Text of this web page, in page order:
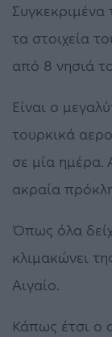
τα στοιχεία
από 8 νησιά
Είναι ο
τουρκικά
σε μία ημέρα.
ακραία
Όπως όλα
κλιμακώνει
Αιγαίο.
Κάπως έτσι ο